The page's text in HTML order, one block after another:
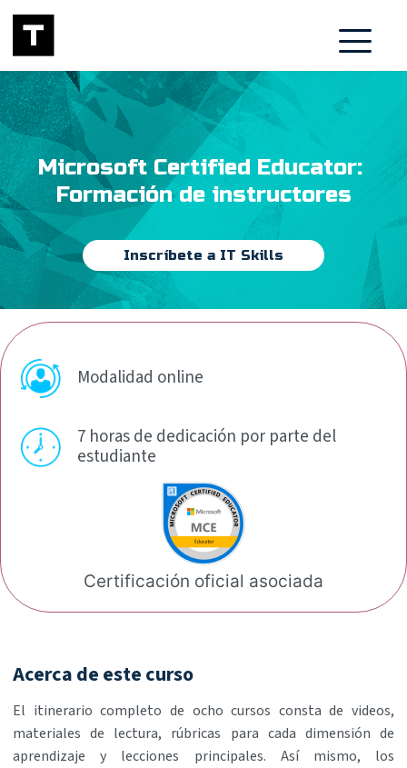
Microsoft Certified Educator:
Formación de instructores
Inscríbete a IT Skills
Modalidad online
7 horas de dedicación por parte del
estudiante
Certificación oficial asociada
Acerca de este curso
El itinerario completo de ocho cursos consta de videos,
materiales de lectura, rúbricas para cada dimensión de
aprendizaje y lecciones principales. Así mismo, los